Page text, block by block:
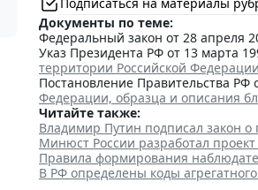
Документы по теме:
Федеральный закон от 28 апреля
Указ Президента РФ от 13 марта
территории Российской Федерации
Постановление Правительства РФ
Федерации, образца и описания
Читайте также:
Владимир Путин подписал закон
Минюст России разработал
Правила формирования
В РФ определены коды